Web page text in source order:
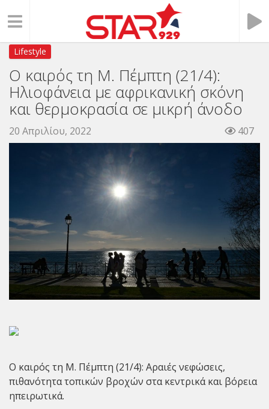
Lifestyle
Ο καιρός τη Μ. Πέμπτη (21/4):
Ηλιοφάνεια με αφρικανική σκόνη
και θερμοκρασία σε μικρή άνοδο
20 Απριλίου, 2022 407
Ο καιρός τη Μ. Πέμπτη (21/4): Αραιές νεφώσεις,
πιθανότητα τοπικών βροχών στα κεντρικά και βόρεια
ηπειρωτικά.